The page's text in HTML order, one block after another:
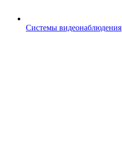
Системы видеонаблюдения